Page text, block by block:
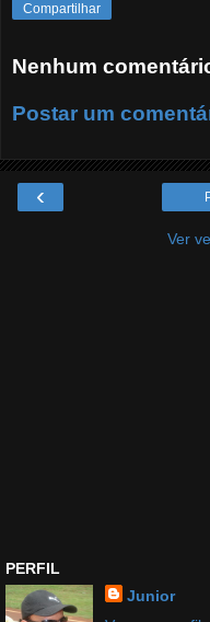
Compartilhar
Nenhum
Postar um
‹
Ver
PERFIL
Junior